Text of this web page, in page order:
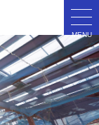
MENU